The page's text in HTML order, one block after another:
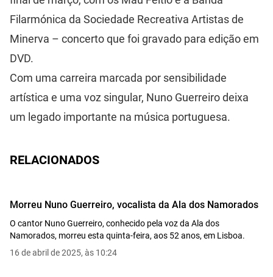
Filarmónica da Sociedade Recreativa Artistas de
Minerva – concerto que foi gravado para edição em
DVD.
Com uma carreira marcada por sensibilidade
artística e uma voz singular, Nuno Guerreiro deixa
um legado importante na música portuguesa.
RELACIONADOS
Morreu Nuno Guerreiro, vocalista da Ala dos Namorados
O cantor Nuno Guerreiro, conhecido pela voz da Ala dos
Namorados, morreu esta quinta-feira, aos 52 anos, em Lisboa.
16 de abril de 2025, às 10:24